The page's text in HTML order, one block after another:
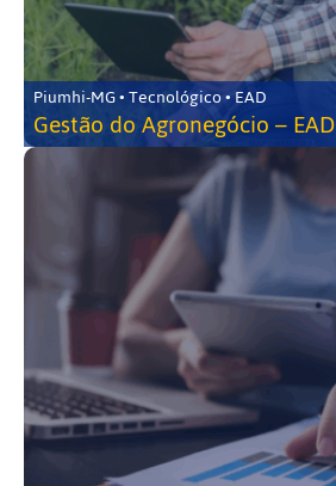
Piumhi-MG • Tecnológico • EAD
Gestão do Agronegócio – EAD